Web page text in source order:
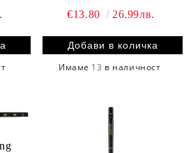
€13.80
26.99лв.
Имаме 13 в наличност